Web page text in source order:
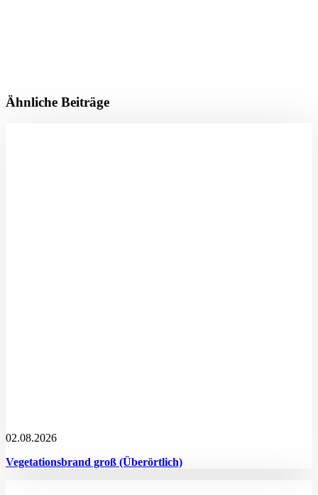
Ähnliche Beiträge
02.08.2026
Vegetationsbrand groß (Überörtlich)